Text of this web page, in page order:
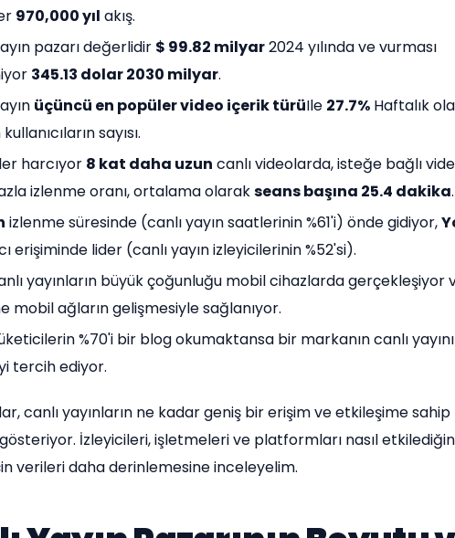
970,000 yıl akış.
pazarı değerlidir $ 99.82 milyar2024 yılında ve vurması
345.13 dolar 2030 milyar.
üçüncü en popüler video içerik türüIle 27.7% Haftalık
sayısı.
harcıyor 8 kat daha uzun canlı videolarda, isteğe bağlı
izlenme oranı, ortalama olarakseans başına 25.4 dakika.
izlenme süresinde (canlı yayın saatlerinin %61'i) önde gidiyor,
erişiminde lider (canlı yayın izleyicilerinin %52'si).
yayınların büyük çoğunluğu mobil cihazlarda gerçekleşiyor
mobil ağların gelişmesiyle sağlanıyor.
%70'i bir blog okumaktansa bir markanın canlı
tercih ediyor.
canlı yayınların ne kadar geniş bir erişim ve etkileşime sahip
İzleyicileri, işletmeleri ve platformları nasıl
verileri daha derinlemesine inceleyelim.